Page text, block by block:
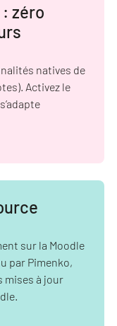
zéro
natives de
Activez le
sur la Moodle
par Pimenko,
mises à jour